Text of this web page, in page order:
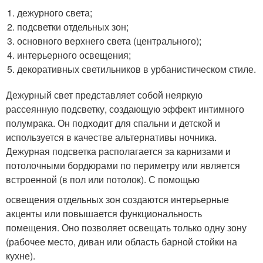
дежурного света;
подсветки отдельных зон;
основного верхнего света (центрального);
интерьерного освещения;
декоративных светильников в урбанистическом стиле.
Дежурный свет представляет собой неяркую
рассеянную подсветку, создающую эффект интимного
полумрака. Он подходит для спальни и детской и
используется в качестве альтернативы ночника.
Дежурная подсветка располагается за карнизами и
потолочными бордюрами по периметру или является
встроенной (в пол или потолок). С помощью
освещения отдельных зон создаются интерьерные
акценты или повышается функциональность
помещения. Оно позволяет освещать только одну зону
(рабочее место, диван или область барной стойки на
кухне).